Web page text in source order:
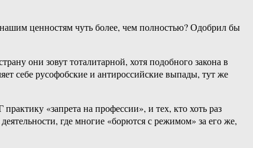
ценностям чуть более, чем полностью? Одобрил бы
они зовут тоталитарной, хотя подобного закона в
себе русофобские и антироссийские выпады, тут же
«запрета на профессии», и тех, кто хоть раз
где многие «борются с режимом» за его же,